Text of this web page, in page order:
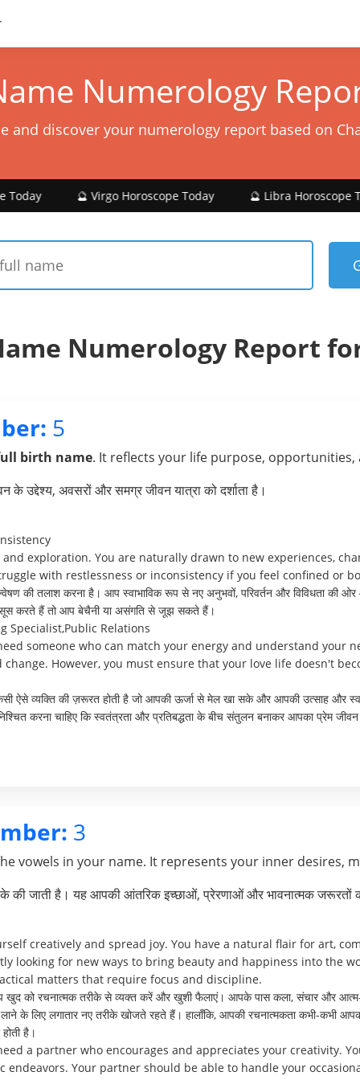
Numerology
and discover your numerology report based on
🔮 Virgo Horoscope Today 🔮 Libra Horoscope Today
Numerology Report
5
birth name. It reflects your life purpose,
उद्देश्य, अवसरों और समग्र जीवन यात्रा को दर्शाता है।
exploration. You are naturally drawn to new experiences,
with restlessness or inconsistency if you feel confined or
की तलाश करना है। आप स्वाभाविक रूप से नए अनुभवों, परिवर्तन और विविधता की
करते हैं तो आप बेचैनी या असंगति से जूझ सकते हैं।
Specialist,Public Relations
someone who can match your energy and understand your
However, you must ensure that your love life doesn't
ऐसे व्यक्ति की ज़रूरत होती है जो आपकी ऊर्जा से मेल खा सके और आपकी उत्साह
करना चाहिए कि स्वतंत्रता और प्रतिबद्धता के बीच संतुलन बनाकर आपका प्रेम
3
vowels in your name. It represents your inner desires,
जाती है। यह आपकी आंतरिक इच्छाओं, प्रेरणाओं और भावनात्मक जरूरतों
creatively and spread joy. You have a natural flair for art,
looking for new ways to bring beauty and happiness into the
matters that require focus and discipline.
को रचनात्मक तरीके से व्यक्त करें और खुशी फैलाएं। आपके पास कला, संचार और आत्म-
के लिए लगातार नए तरीके खोजते रहते हैं। हालाँकि, आपकी रचनात्मकता कभी-कभी
है।
a partner who encourages and appreciates your creativity.
Your partner should be able to handle your